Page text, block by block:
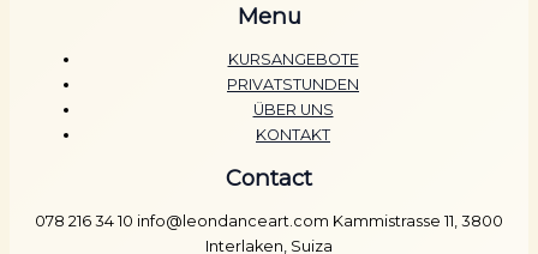
Menu
KURSANGEBOTE
PRIVATSTUNDEN
ÜBER UNS
KONTAKT
Contact
078 216 34 10 info@leondanceart.com Kammistrasse 11, 3800
Interlaken, Suiza